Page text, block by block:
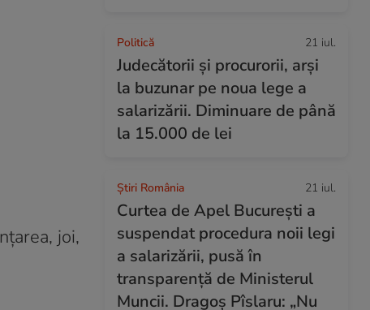
joi,
Politică 21 iul.
Judecătorii și procurorii, arși
la buzunar pe noua lege a
salarizării. Diminuare de până
la 15.000 de lei
Știri România 21 iul.
Curtea de Apel București a
suspendat procedura noii legi
a salarizării, pusă în
transparență de Ministerul
Muncii. Dragoș Pîslaru: „Nu